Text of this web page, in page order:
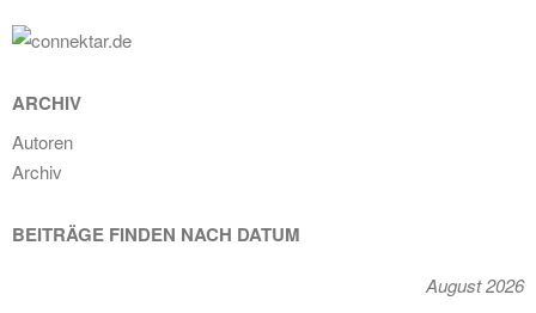
ARCHIV
Autoren
Archiv
BEITRÄGE FINDEN NACH DATUM
August 2026